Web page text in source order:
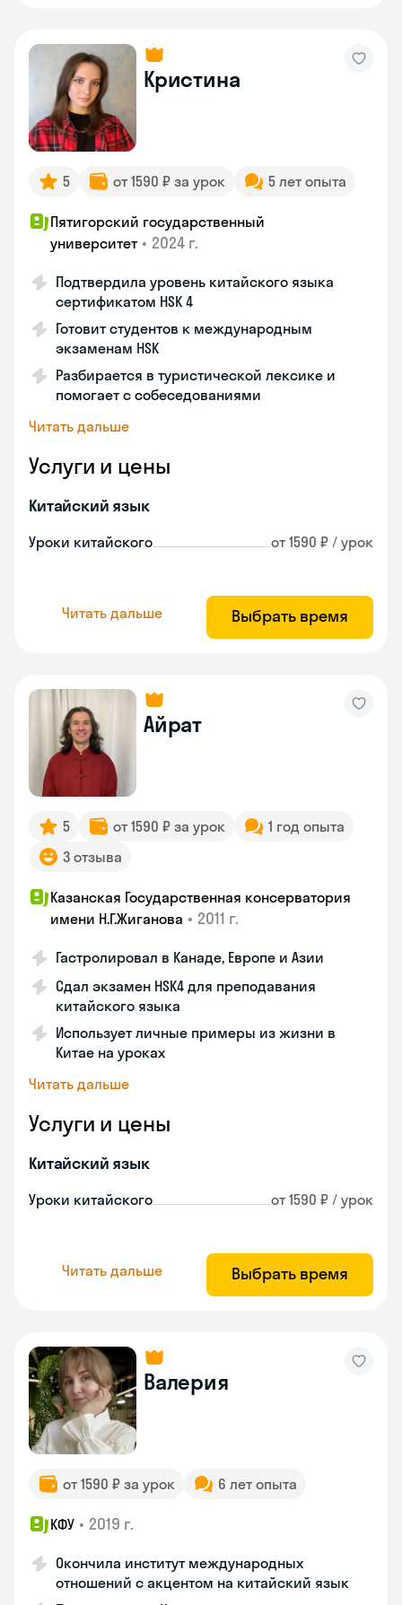
Кристина
5 от 1590 ₽ за урок 5 лет опыта
Пятигорский государственный
университет • 2024 г.
Подтвердила уровень китайского языка
сертификатом HSK 4
Готовит студентов к международным
экзаменам HSK
Разбирается в туристической лексике и
помогает с собеседованиями
Читать дальше
Услуги и цены
Китайский язык
Уроки китайского от 1590 ₽ / урок
Читать дальше Выбрать время
Айрат
5 от 1590 ₽ за урок
1 год опыта
3 отзыва
Казанская Государственная консерватория
имени Н.Г.Жиганова • 2011 г.
Гастролировал в Канаде, Европе и Азии
Сдал экзамен HSK4 для преподавания
китайского языка
Использует личные примеры из жизни в
Китае на уроках
Читать дальше
Услуги и цены
Китайский язык
Уроки китайского от 1590 ₽ / урок
Читать дальше Выбрать время
Валерия
от 1590 ₽ за урок 6 лет опыта
КФУ • 2019 г.
Окончила институт международных
отношений с акцентом на китайский язык